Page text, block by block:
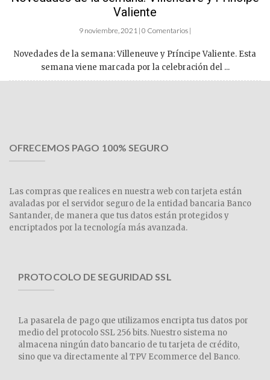
Valiente
9 noviembre, 2021 | 0 Comentarios |
Novedades de la semana: Villeneuve y Príncipe Valiente. Esta
semana viene marcada por la celebración del ...
OFRECEMOS PAGO 100% SEGURO
Las compras que realices en nuestra web con tarjeta están
avaladas por el servidor seguro de la entidad bancaria Banco
Santander, de manera que tus datos están protegidos y
encriptados por la tecnología más avanzada.
PROTOCOLO DE SEGURIDAD SSL
La pasarela de pago que utilizamos encripta tus datos por
medio del protocolo SSL 256 bits. Nuestro sistema no
almacena ningún dato bancario de tu tarjeta de crédito,
sino que va directamente al TPV Ecommerce del Banco.